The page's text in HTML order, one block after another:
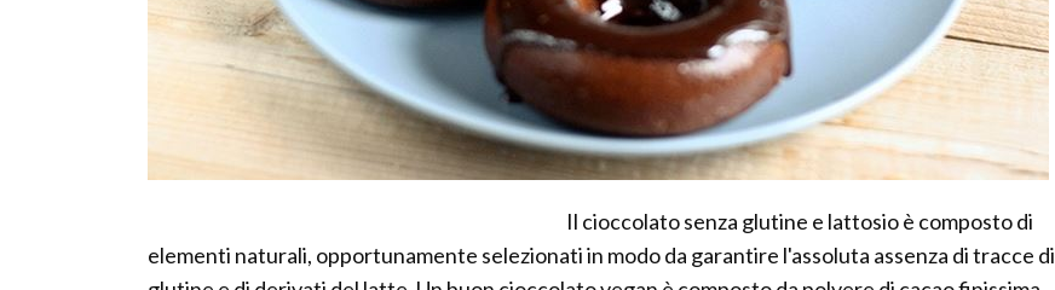
Il cioccolato senza glutine e lattosio è composto di
elementi naturali, opportunamente selezionati in modo da garantire l'assoluta assenza di tracce di